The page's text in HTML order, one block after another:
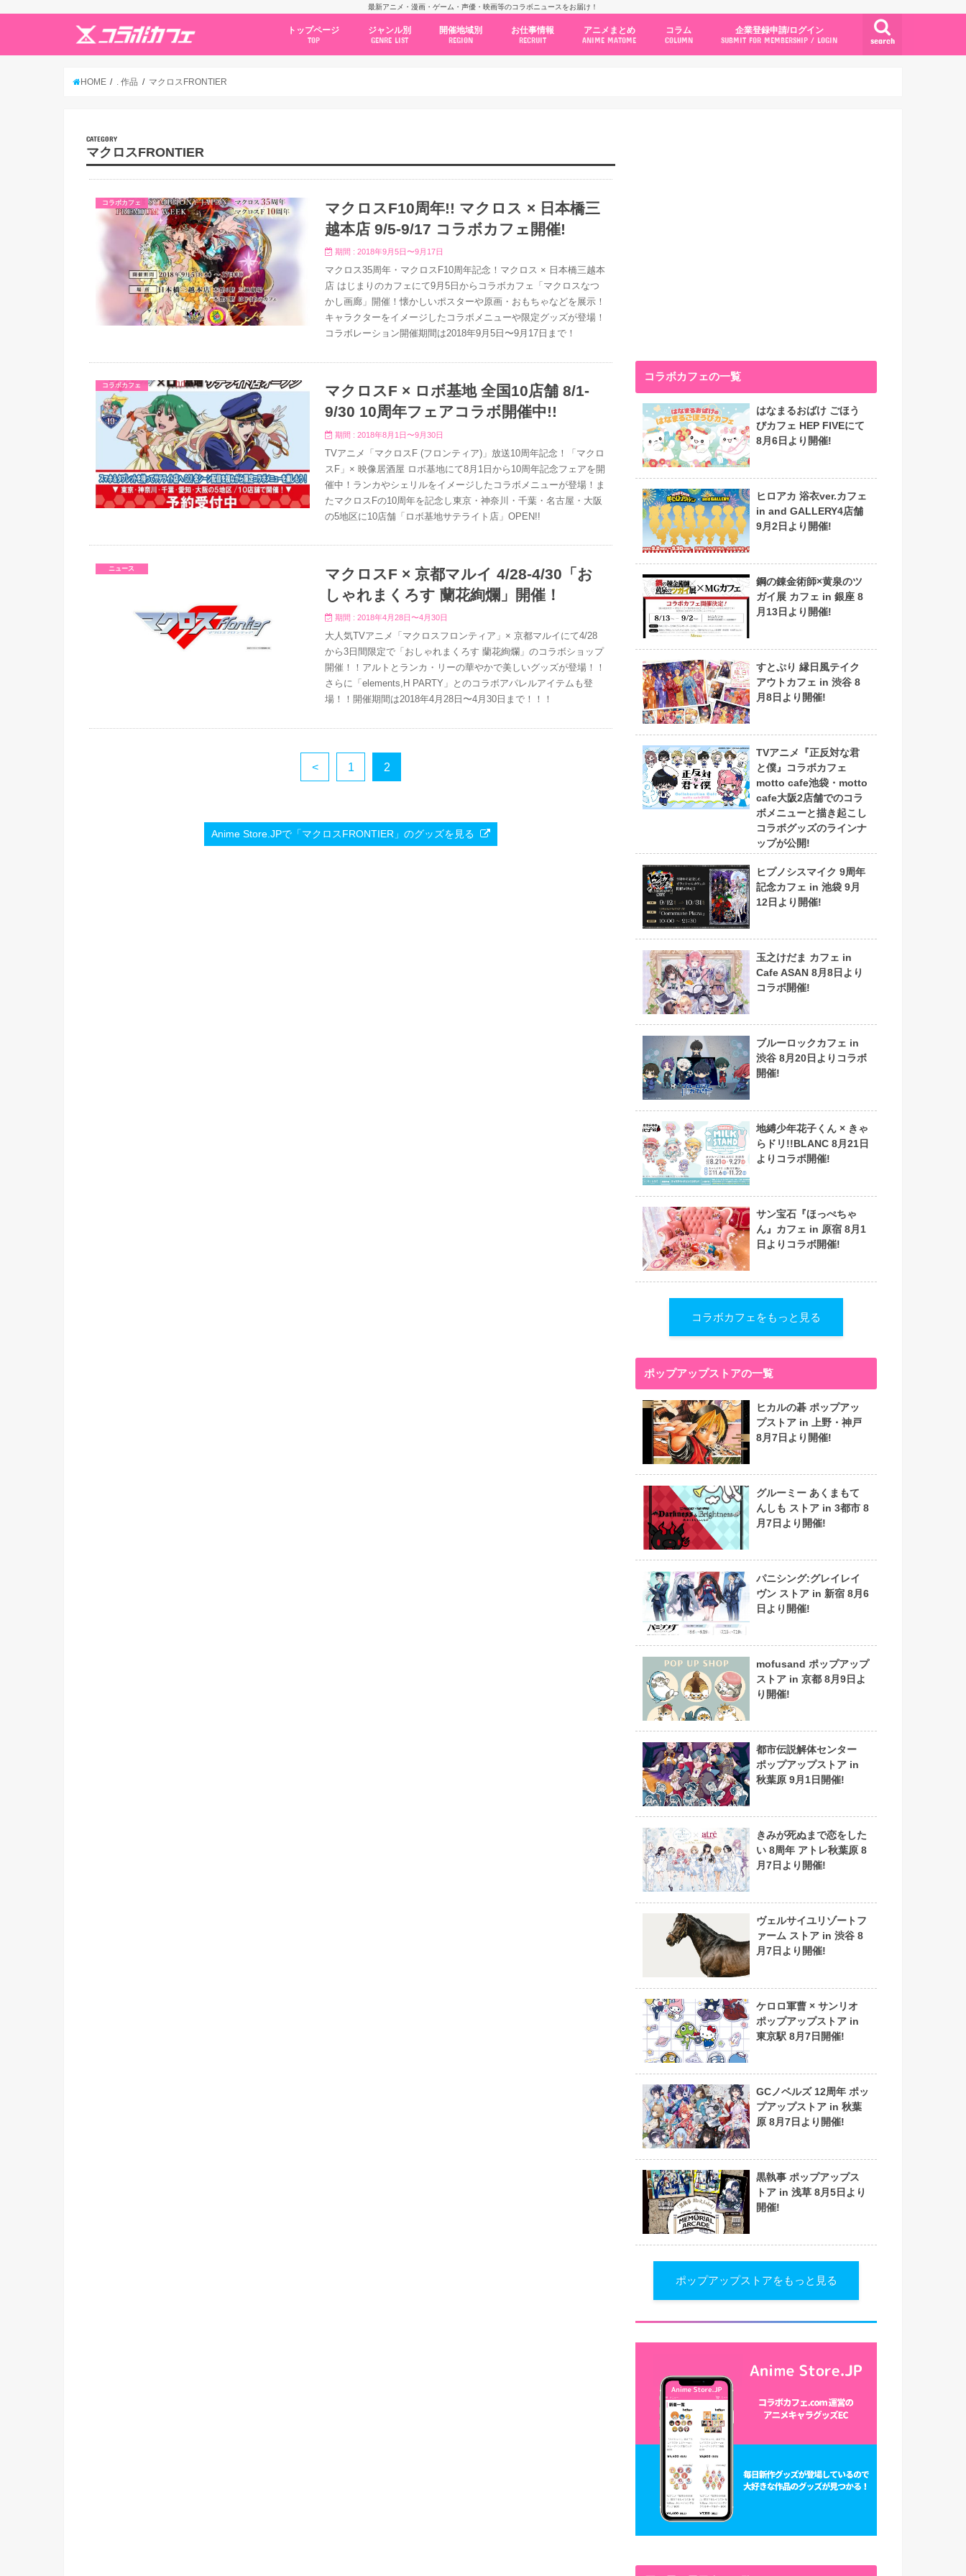
最新アニメ・漫画・ゲーム・声優・映画等のコラボニュースをお届け！
search
トップページ
TOP
ジャンル別
GENRE LIST
開催地域別
REGION
お仕事情報
RECRUIT
アニメまとめ
ANIME MATOME
コラム
COLUMN
企業登録申請/ログイン
SUBMIT FOR MEMBERSHIP / LOGIN
HOME . 作品 マクロスFRONTIER
CATEGORY
マクロスFRONTIER
コラボカフェ
マクロスF10周年!! マクロス × 日本橋三
越本店 9/5-9/17 コラボカフェ開催!
期間 : 2018年9月5日〜9月17日
マクロス35周年・マクロスF10周年記念！マクロス × 日本橋三越本
店 はじまりのカフェにて9月5日からコラボカフェ「マクロスなつ
かし画廊」開催！懐かしいポスターや原画・おもちゃなどを展示！
キャラクターをイメージしたコラボメニューや限定グッズが登場！
コラボレーション開催期間は2018年9月5日〜9月17日まで！
コラボカフェ
マクロスF × ロボ基地 全国10店舗 8/1-
9/30 10周年フェアコラボ開催中!!
期間 : 2018年8月1日〜9月30日
TVアニメ「マクロスF (フロンティア)」放送10周年記念！「マクロ
スF」× 映像居酒屋 ロボ基地にて8月1日から10周年記念フェアを開
催中！ランカやシェリルをイメージしたコラボメニューが登場！ま
たマクロスFの10周年を記念し東京・神奈川・千葉・名古屋・大阪
の5地区に10店舗「ロボ基地サテライト店」OPEN!!
ニュース
マクロスF × 京都マルイ 4/28-4/30「お
しゃれまくろす 蘭花絢爛」開催！
期間 : 2018年4月28日〜4月30日
大人気TVアニメ「マクロスフロンティア」× 京都マルイにて4/28
から3日間限定で「おしゃれまくろす 蘭花絢爛」のコラボショップ
開催！！アルトとランカ・リーの華やかで美しいグッズが登場！！
さらに「elements,H PARTY」とのコラボアパレルアイテムも登
場！！開催期間は2018年4月28日〜4月30日まで！！！
< 1 2
Anime Store.JPで「マクロスFRONTIER」のグッズを見る
コラボカフェの一覧
はなまるおばけ ごほう
びカフェ HEP FIVEにて
8月6日より開催!
ヒロアカ 浴衣ver.カフェ
in and GALLERY4店舗
9月2日より開催!
鋼の錬金術師×黄泉のツ
ガイ展 カフェ in 銀座 8
月13日より開催!
すとぷり 縁日風テイク
アウトカフェ in 渋谷 8
月8日より開催!
TVアニメ『正反対な君
と僕』コラボカフェ
motto cafe池袋・motto
cafe大阪2店舗でのコラ
ボメニューと描き起こし
コラボグッズのラインナ
ップが公開!
ヒプノシスマイク 9周年
記念カフェ in 池袋 9月
12日より開催!
玉之けだま カフェ in
Cafe ASAN 8月8日より
コラボ開催!
ブルーロックカフェ in
渋谷 8月20日よりコラボ
開催!
地縛少年花子くん × きゃ
らドリ!!BLANC 8月21日
よりコラボ開催!
サン宝石『ほっぺちゃ
ん』カフェ in 原宿 8月1
日よりコラボ開催!
コラボカフェをもっと見る
ポップアップストアの一覧
ヒカルの碁 ポップアッ
プストア in 上野・神戸
8月7日より開催!
グルーミー あくまもて
んしも ストア in 3都市 8
月7日より開催!
パニシング:グレイレイ
ヴン ストア in 新宿 8月6
日より開催!
mofusand ポップアップ
ストア in 京都 8月9日よ
り開催!
都市伝説解体センター
ポップアップストア in
秋葉原 9月1日開催!
きみが死ぬまで恋をした
い 8周年 アトレ秋葉原 8
月7日より開催!
ヴェルサイユリゾートフ
ァーム ストア in 渋谷 8
月7日より開催!
ケロロ軍曹 × サンリオ
ポップアップストア in
東京駅 8月7日開催!
GCノベルズ 12周年 ポッ
プアップストア in 秋葉
原 8月7日より開催!
黒執事 ポップアップス
トア in 浅草 8月5日より
開催!
ポップアップストアをもっと見る